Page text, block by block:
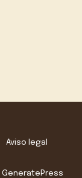
Aviso legal
GeneratePress